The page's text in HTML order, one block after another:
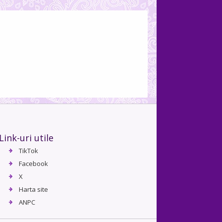
Link-uri utile
TikTok
Facebook
X
Harta site
ANPC